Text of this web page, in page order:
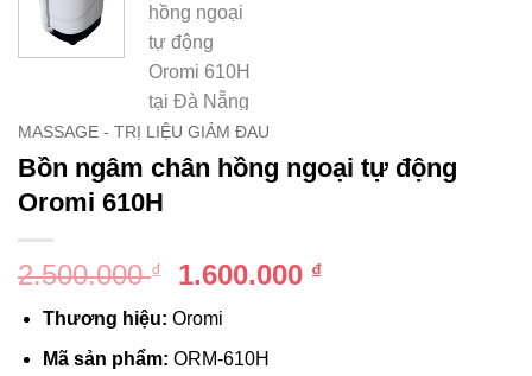
MASSAGE - TRỊ LIỆU GIẢM ĐAU
Bồn ngâm chân hồng ngoại tự động
Oromi 610H
2.500.000₫
Giá
là:
2.500.000 ₫.
1.600.000 ₫Giá
Thương hiệu: Oromi
Mã sản phẩm: ORM-610H